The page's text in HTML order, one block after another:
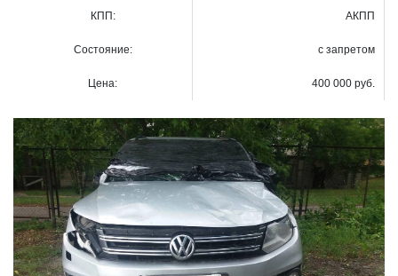
КПП: АКПП
Состояние: с запретом
Цена: 400 000 руб.